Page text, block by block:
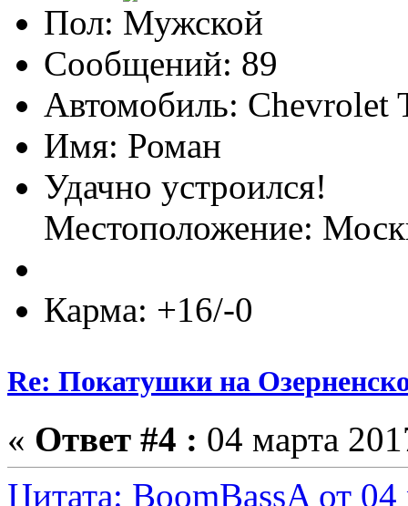
Пол:
Сообщений: 89
Автомобиль: Chevrolet
Имя: Роман
Удачно устроился!
Местоположение:
Карма: +16/-0
Re: Покатушки на
« Ответ #4 : 04 марта
Цитата: BoomBassA от